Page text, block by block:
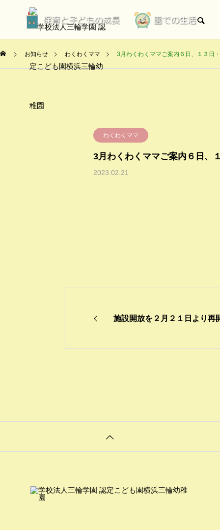
お知らせ わくわくママ 3月わくわくママご案内６日、１３日
わくわくママ
3月わくわくママご案内６日、
2023.02.21
施設開放を２月２１日より再